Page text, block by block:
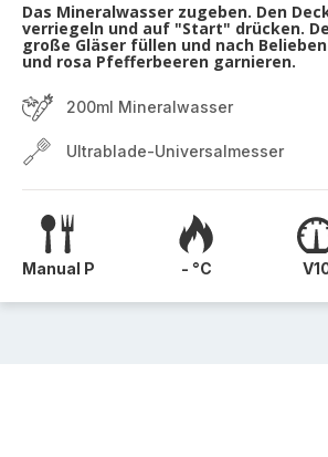
Das Mineralwasser zugeben. Den
verriegeln und auf "Start" drücken.
große Gläser füllen und nach
und rosa Pfefferbeeren garnieren.
200ml Mineralwasser
Ultrablade-Universalmesser
Manual P - °C